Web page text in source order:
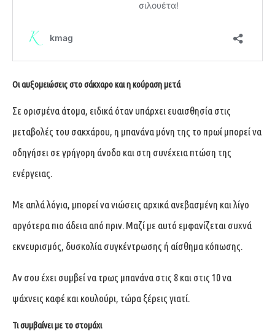
Οι αυξομειώσεις στο σάκχαρο και η κούραση μετά
Σε ορισμένα άτομα, ειδικά όταν υπάρχει ευαισθησία στις
μεταβολές του σακχάρου, η μπανάνα μόνη της το πρωί μπορεί να
οδηγήσει σε γρήγορη άνοδο και στη συνέχεια πτώση της
ενέργειας.
Με απλά λόγια, μπορεί να νιώσεις αρχικά ανεβασμένη και λίγο
αργότερα πιο άδεια από πριν. Μαζί με αυτό εμφανίζεται συχνά
εκνευρισμός, δυσκολία συγκέντρωσης ή αίσθημα κόπωσης.
Αν σου έχει συμβεί να τρως μπανάνα στις 8 και στις 10 να
ψάχνεις καφέ και κουλούρι, τώρα ξέρεις γιατί.
Τι συμβαίνει με το στομάχι